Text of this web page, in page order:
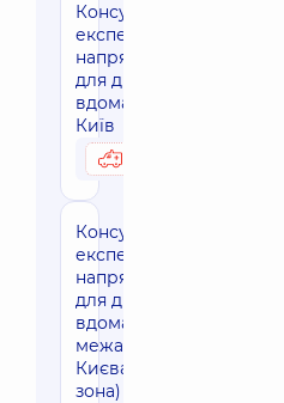
Консультація
експерта
напрямку
для дітей
вдома, м.
Київ
Консультація
експерта
напрямку
для дітей
вдома, за
межами м.
Києва (30 км
зона)